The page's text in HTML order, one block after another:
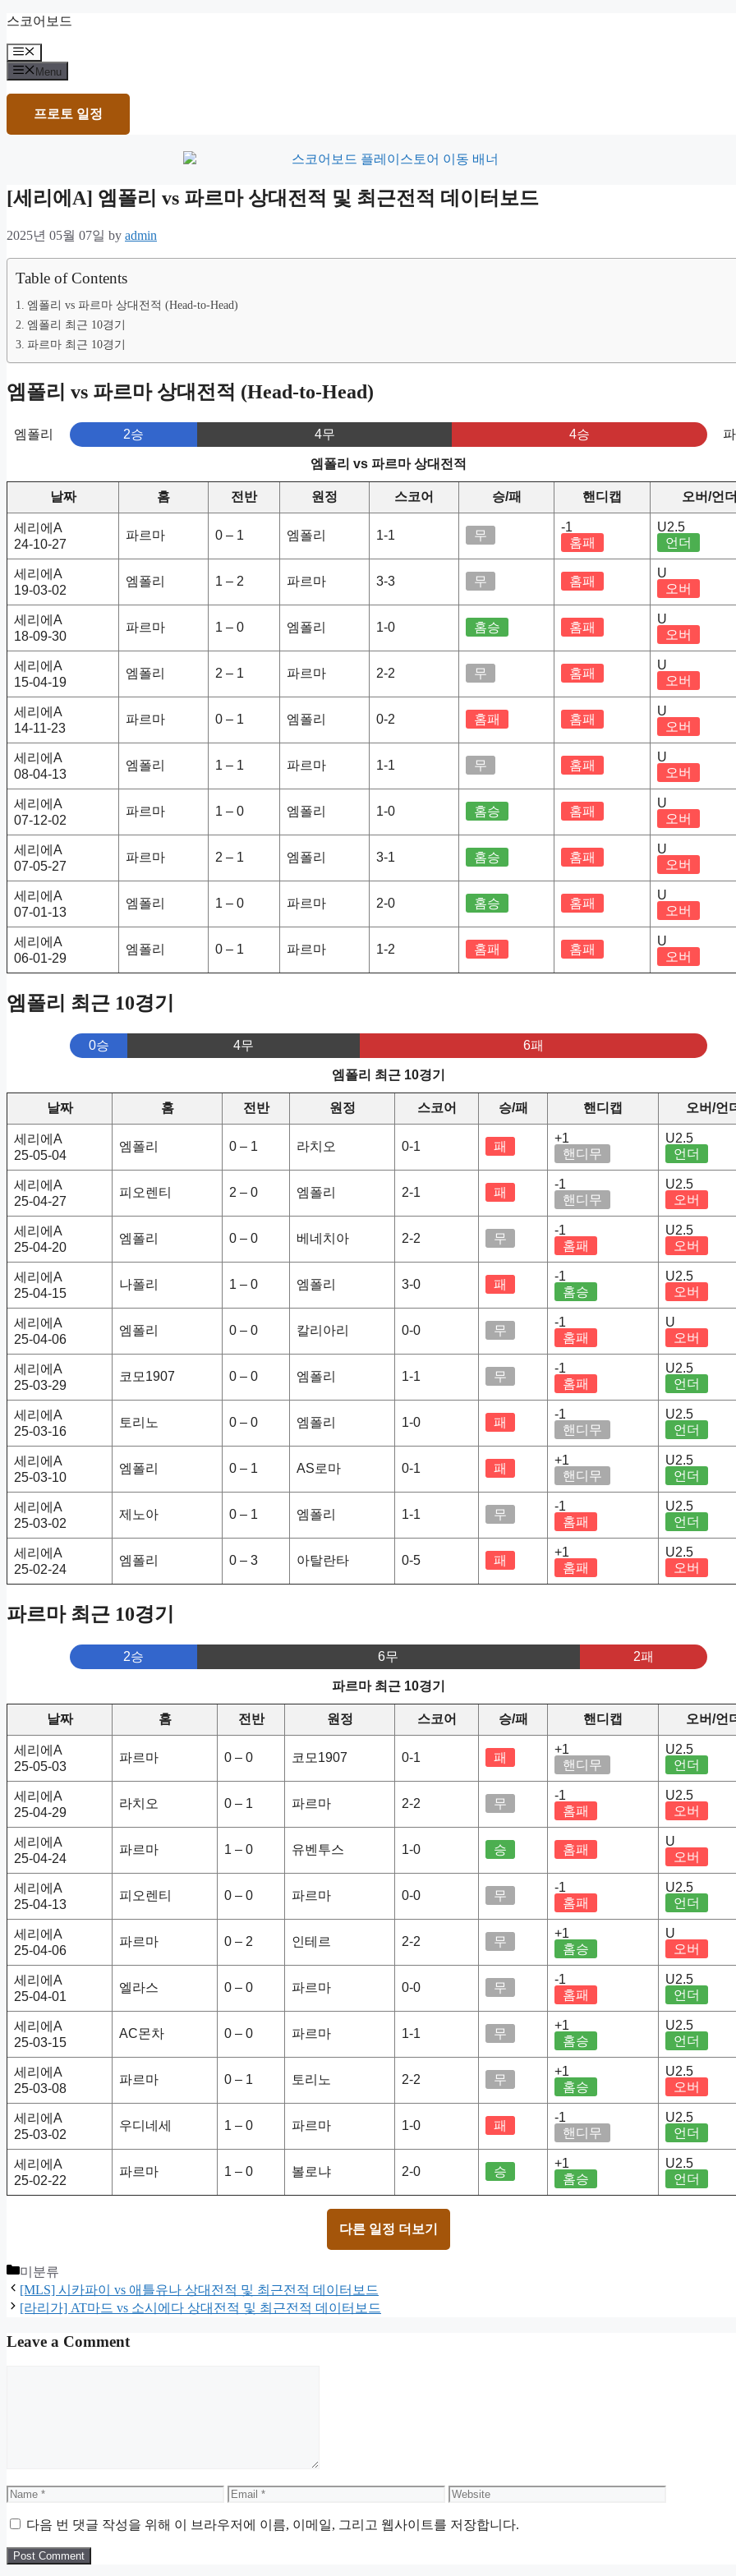
Skip
content
스코어보드
Menu
Menu
프로토 일정
[세리에A] 엠폴리 vs 파르마 상대전적 및 최근전적 데이터보드
2025년 05월 07일 by admin
Table of Contents
엠폴리 vs 파르마 상대전적 (Head-to-Head)
엠폴리 최근 10경기
파르마 최근 10경기
엠폴리 vs 파르마 상대전적 (Head-to-Head)
엠폴리 2승 4무 4승
엠폴리 vs 파르마 상대전적
날짜 홈 전반 원정 스코어 승/패 핸디캡 오버/언
세리에A
24-10-27
파르마 0 – 1 엠폴리 1-1 무
-1
홈패
U2.5
언더
세리에A
19-03-02
엠폴리 1 – 2 파르마 3-3 무 홈패
U
오버
세리에A
18-09-30
파르마 1 – 0 엠폴리 1-0 홈승 홈패
U
오버
세리에A
15-04-19
엠폴리 2 – 1 파르마 2-2 무 홈패
U
오버
세리에A
14-11-23
파르마 0 – 1 엠폴리 0-2 홈패 홈패
U
오버
세리에A
08-04-13
엠폴리 1 – 1 파르마 1-1 무 홈패
U
오버
세리에A
07-12-02
파르마 1 – 0 엠폴리 1-0 홈승 홈패
U
오버
세리에A
07-05-27
파르마 2 – 1 엠폴리 3-1 홈승 홈패
U
오버
세리에A
07-01-13
엠폴리 1 – 0 파르마 2-0 홈승 홈패
U
오버
세리에A
06-01-29
엠폴리 0 – 1 파르마 1-2 홈패 홈패
U
오버
엠폴리 최근 10경기
0승 4무 6패
엠폴리 최근 10경기
날짜 홈 전반 원정 스코어 승/패 핸디캡 오버/언
세리에A
25-05-04
엠폴리 0 – 1 라치오 0-1 패
+1
핸디무
U2.5
언더
세리에A
25-04-27
피오렌티 2 – 0 엠폴리 2-1 패
-1
핸디무
U2.5
오버
세리에A
25-04-20
엠폴리 0 – 0 베네치아 2-2 무
-1
홈패
U2.5
오버
세리에A
25-04-15
나폴리 1 – 0 엠폴리 3-0 패
-1
홈승
U2.5
오버
세리에A
25-04-06
엠폴리 0 – 0 칼리아리 0-0 무
-1
홈패
U
오버
세리에A
25-03-29
코모1907 0 – 0 엠폴리 1-1 무
-1
홈패
U2.5
언더
세리에A
25-03-16
토리노 0 – 0 엠폴리 1-0 패
-1
핸디무
U2.5
언더
세리에A
25-03-10
엠폴리 0 – 1 AS로마 0-1 패
+1
핸디무
U2.5
언더
세리에A
25-03-02
제노아 0 – 1 엠폴리 1-1 무
-1
홈패
U2.5
언더
세리에A
25-02-24
엠폴리 0 – 3 아탈란타 0-5 패
+1
홈패
U2.5
오버
파르마 최근 10경기
2승 6무 2패
파르마 최근 10경기
날짜 홈 전반 원정 스코어 승/패 핸디캡 오버/언
세리에A
25-05-03
파르마 0 – 0 코모1907 0-1 패
+1
핸디무
U2.5
언더
세리에A
25-04-29
라치오 0 – 1 파르마 2-2 무
-1
홈패
U2.5
오버
세리에A
25-04-24
파르마 1 – 0 유벤투스 1-0 승 홈패
U
오버
세리에A
25-04-13
피오렌티 0 – 0 파르마 0-0 무
-1
홈패
U2.5
언더
세리에A
25-04-06
파르마 0 – 2 인테르 2-2 무
+1
홈승
U
오버
세리에A
25-04-01
엘라스 0 – 0 파르마 0-0 무
-1
홈패
U2.5
언더
세리에A
25-03-15
AC몬차 0 – 0 파르마 1-1 무
+1
홈승
U2.5
언더
세리에A
25-03-08
파르마 0 – 1 토리노 2-2 무
+1
홈승
U2.5
오버
세리에A
25-03-02
우디네세 1 – 0 파르마 1-0 패
-1
핸디무
U2.5
언더
세리에A
25-02-22
파르마 1 – 0 볼로냐 2-0 승
+1
홈승
U2.5
언더
다른 일정 더보기
Categories
미분류
[MLS] 시카파이 vs 애틀유나 상대전적 및 최근전적 데이터보드
[라리가] AT마드 vs 소시에다 상대전적 및 최근전적 데이터보드
Leave a Comment
Name Email Website
다음 번 댓글 작성을 위해 이 브라우저에 이름, 이메일, 그리고 웹사이트를 저장합니다.